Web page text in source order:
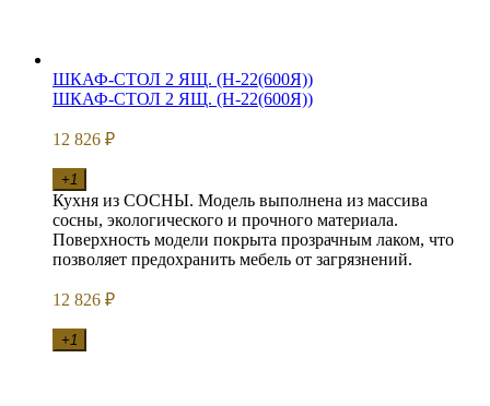
ШКАФ-СТОЛ 2 ЯЩ. (Н-22(600Я))
ШКАФ-СТОЛ 2 ЯЩ. (Н-22(600Я))
12 826 ₽
+1
Кухня из СОСНЫ. Модель выполнена из массива
сосны, экологического и прочного материала.
Поверхность модели покрыта прозрачным лаком, что
позволяет предохранить мебель от загрязнений.
12 826 ₽
+1